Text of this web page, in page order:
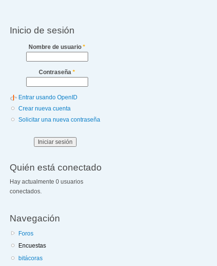
Inicio de sesión
Nombre de usuario *
Contraseña *
Entrar usando OpenID
Crear nueva cuenta
Solicitar una nueva contraseña
Quién está conectado
Hay actualmente 0 usuarios
conectados.
Navegación
Foros
Encuestas
bitácoras